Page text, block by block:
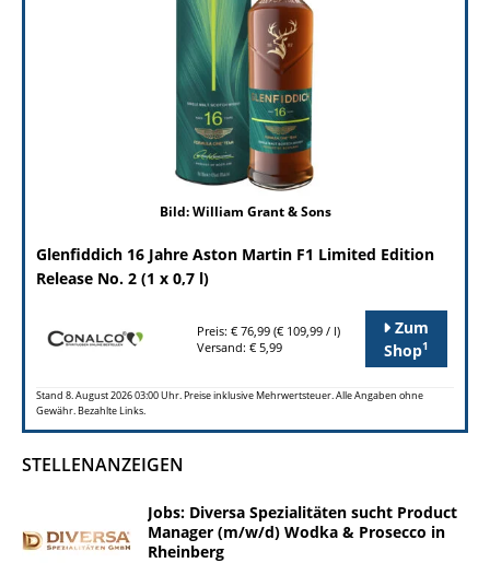
Bild: William Grant & Sons
Glenfiddich 16 Jahre Aston Martin F1 Limited Edition
Release No. 2 (1 x 0,7 l)
Preis: € 76,99 (€ 109,99 / l)
Versand: € 5,99
Zum
Shop1
Stand 8. August 2026 03:00 Uhr. Preise inklusive Mehrwertsteuer. Alle Angaben ohne
Gewähr. Bezahlte Links.
STELLENANZEIGEN
Jobs: Diversa Spezialitäten sucht Product
Manager (m/w/d) Wodka & Prosecco in
Rheinberg